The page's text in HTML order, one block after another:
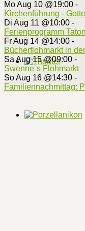
Mo Aug 10 @19:00 -
Kirchenführung -
Di Aug 11 @10:00 -
Ferienprogramm
Fr Aug 14 @14:00 -
Bücherflohmarkt in
Sa Aug 15 @09:00 -
Swenne´s Flohmarkt
So Aug 16 @14:30 -
Familiennachmittag: